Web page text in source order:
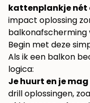
kattenplankje nét
impact oplossing
Begin met deze
Als ik een balkon
logica:
Je huurt en je
drill oplossingen,